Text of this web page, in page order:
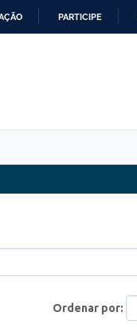
PARTICIPE
Ordenar por